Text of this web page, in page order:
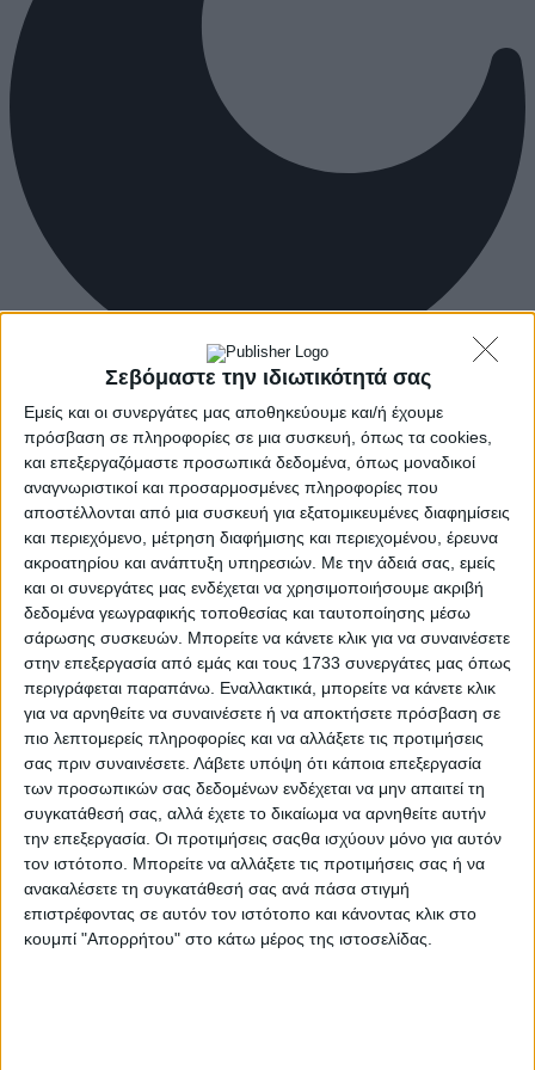
Σεβόμαστε την ιδιωτικότητά σας
Εμείς και οι συνεργάτες μας αποθηκεύουμε και/ή έχουμε
πρόσβαση σε πληροφορίες σε μια συσκευή, όπως τα cookies,
και επεξεργαζόμαστε προσωπικά δεδομένα, όπως μοναδικοί
αναγνωριστικοί και προσαρμοσμένες πληροφορίες που
αποστέλλονται από μια συσκευή για εξατομικευμένες διαφημίσεις
και περιεχόμενο, μέτρηση διαφήμισης και περιεχομένου, έρευνα
ακροατηρίου και ανάπτυξη υπηρεσιών. Με την άδειά σας, εμείς
και οι συνεργάτες μας ενδέχεται να χρησιμοποιήσουμε ακριβή
δεδομένα γεωγραφικής τοποθεσίας και ταυτοποίησης μέσω
σάρωσης συσκευών. Μπορείτε να κάνετε κλικ για να συναινέσετε
στην επεξεργασία από εμάς και τους 1733 συνεργάτες μας όπως
περιγράφεται παραπάνω. Εναλλακτικά, μπορείτε να κάνετε κλικ
για να αρνηθείτε να συναινέσετε ή να αποκτήσετε πρόσβαση σε
πιο λεπτομερείς πληροφορίες και να αλλάξετε τις προτιμήσεις
σας πριν συναινέσετε. Λάβετε υπόψη ότι κάποια επεξεργασία
των προσωπικών σας δεδομένων ενδέχεται να μην απαιτεί τη
συγκατάθεσή σας, αλλά έχετε το δικαίωμα να αρνηθείτε αυτήν
την επεξεργασία. Οι προτιμήσεις σαςθα ισχύουν μόνο για αυτόν
τον ιστότοπο. Μπορείτε να αλλάξετε τις προτιμήσεις σας ή να
ανακαλέσετε τη συγκατάθεσή σας ανά πάσα στιγμή
επιστρέφοντας σε αυτόν τον ιστότοπο και κάνοντας κλικ στο
κουμπί "Απορρήτου" στο κάτω μέρος της ιστοσελίδας.
Αρχική
Ελλάδα